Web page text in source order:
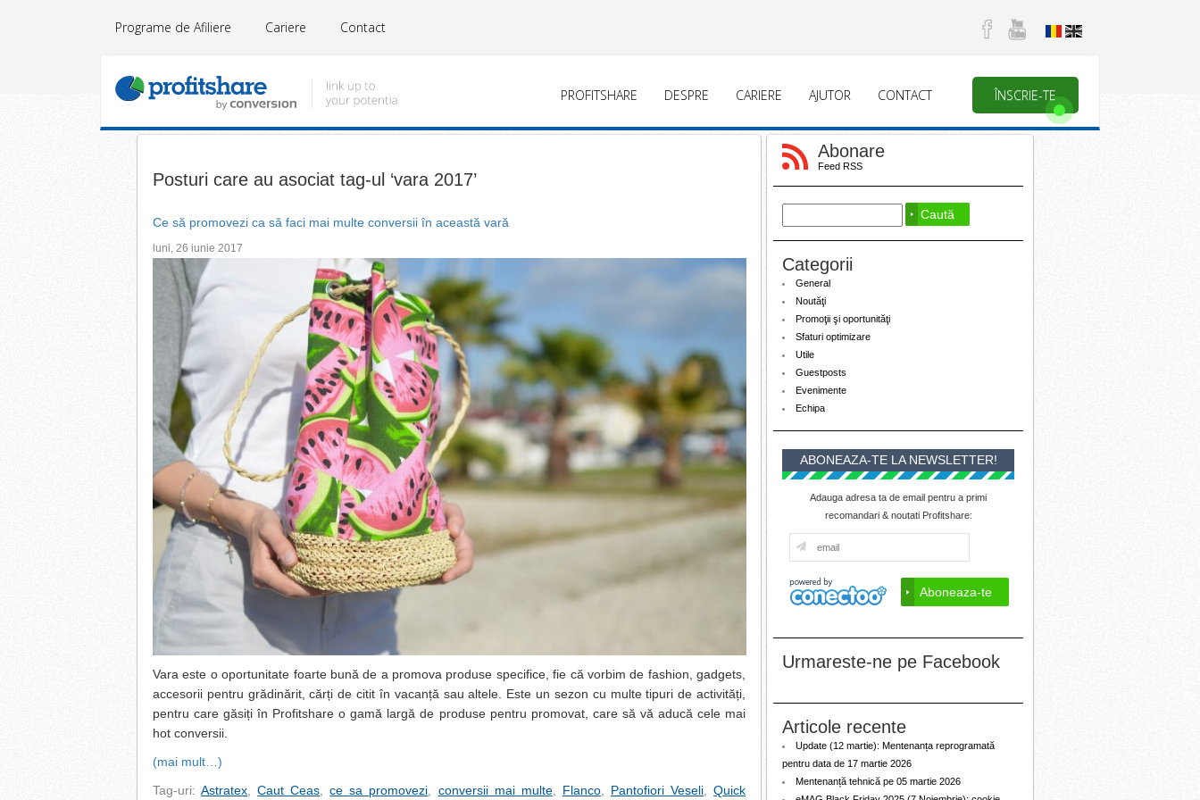
Programe de Afiliere Cariere Contact
PROFITSHARE DESPRE CARIERE AJUTOR CONTACT ÎNSCRIE-TE
Posturi care au asociat tag-ul ‘vara 2017’
Ce să promovezi ca să faci mai multe conversii în această vară
luni, 26 iunie 2017
Vara este o oportunitate foarte bună de a promova produse specifice, fie că vorbim de fashion, gadgets,
accesorii pentru grădinărit, cărți de citit în vacanță sau altele. Este un sezon cu multe tipuri de activități,
pentru care găsiți în Profitshare o gamă largă de produse pentru promovat, care să vă aducă cele mai
hot conversii.
(mai mult…)
Tag-uri:Astratex ,Caut Ceas ,ce sa promovezi conversii mai multe, Flanco, Pantofiori Veseli,Quick
Abonare
Feed RSS
Categorii
General
Noutăţi
Promoţii şi oportunităţi
Sfaturi optimizare
Utile
Guestposts
Evenimente
Echipa
ABONEAZA-TE LA NEWSLETTER!
Adauga adresa ta de email pentru a primi
recomandari & noutati Profitshare:
Urmareste-ne pe Facebook
Articole recente
Update (12 martie): Mentenanța reprogramată
pentru data de 17 martie 2026
Mentenanță tehnică pe 05 martie 2026